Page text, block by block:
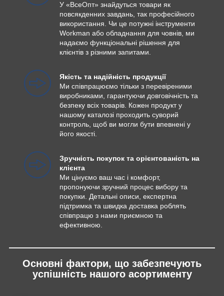
У «ВсеОпт» знайдуться товари як
повсякденних завдань, так професійного
використання. Чи це потужні інструменти
Workman або обладнання для човнів, ми
надаємо функціональні рішення для
клієнтів з різними запитами.
Якість та надійність продукції
Ми співпрацюємо тільки з перевіреними
виробниками, гарантуючи довговічність та
безпеку всіх товарів. Кожен продукт у
нашому каталозі проходить суворий
контроль, щоб ви могли бути впевнені у
його якості.
Зручність покупок та орієнтованість на
клієнта
Ми цінуємо ваш час і комфорт,
пропонуючи зручний процес вибору та
покупки. Детальні описи, експертна
підтримка та швидка доставка роблять
співпрацю з нами приємною та
ефективною.
Основні фактори, що забезпечують
успішність нашого асортименту